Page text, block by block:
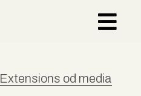
Extensions od media